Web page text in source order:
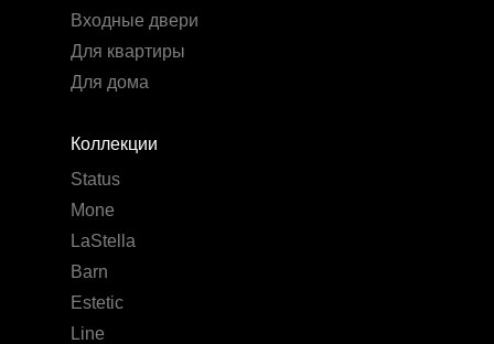
Коллекции
Status
Mone
LaStella
Barn
Estetic
Line
Входные двери
Для квартиры
Для дома